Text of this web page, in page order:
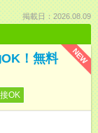
掲載日：2026.08.09
NEW
！無料
OK